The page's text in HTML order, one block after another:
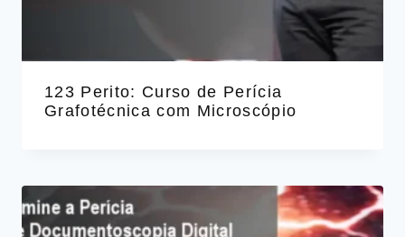
123 Perito: Curso de Perícia
Grafotécnica com Microscópio